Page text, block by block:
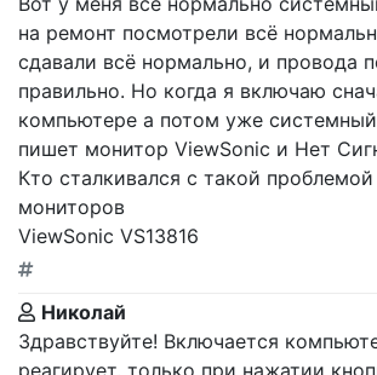
на ремонт посмотрели всё
сдавали всё нормально, и провода
правильно. Но когда я включаю
компьютере а потом уже
пишет монитор ViewSonic и Нет
Кто сталкивался с такой
мониторов
ViewSonic VS13816
Николай
Здравствуйте! Включается